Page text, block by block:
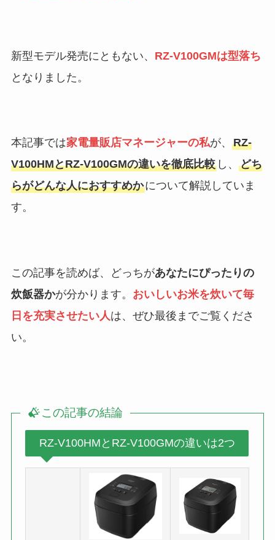
新型モデル発売にともない、 RZ-V100GMは型落ち
となりました。
本記事では家電量販店マネージャーの私が、 RZ-
V100HMとRZ-V100GMの違いを徹底比較し、 どち
らがどんな人におすすめかについて解説していま
す。
この記事を読めば、どっちがあなたにぴったりの
炊飯器かが分かります。 おいしいお米を炊いて毎
日を充実させたい人は、ぜひ最後までご覧くださ
い。
この記事の結論
RZ-V100HMとRZ-V100GMの違いは2つ